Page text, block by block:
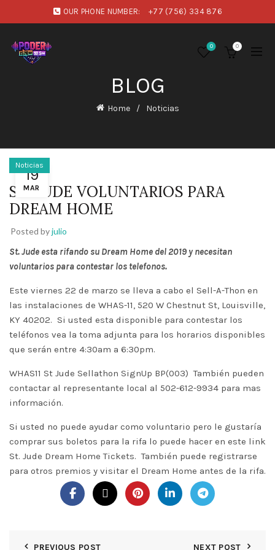
OUR PHONE NUMBER: +77 (756) 334 876
0 0
BLOG
Home Noticias
19
MAR
Noticias
ST. JUDE VOLUNTARIOS PARA
DREAM HOME
Posted byjulio
St. Jude esta rifando su Dream Home del 2019 y necesitan
voluntarios para contestar los telefonos.
Este viernes 22 de marzo se lleva a cabo el Sell-A-Thon en
las instalaciones de WHAS-11, 520 W Chestnut St, Louisville,
KY 40202. Si usted esta disponible para contestar los
teléfonos vea la toma adjunta para los horarios disponibles
que serán entre 4:30am a 6:30pm.
WHAS11 St Jude Sellathon SignUp BP(003) También pueden
contactar al representante local al 502-612-9934 para mas
información.
Si usted no puede ayudar como voluntario pero le gustaría
comprar sus boletos para la rifa lo puede hacer en este link
St. Jude Dream Home Tickets. También puede registrarse
para otros premios y visitar el Dream Home antes de la rifa.
PREVIOUS POST NEXT POST